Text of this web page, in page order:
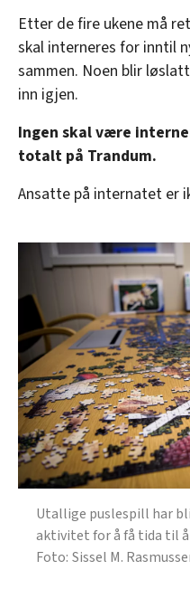
Etter de fire ukene må
skal interneres for inntil
sammen. Noen blir
inn igjen.
Ingen skal være
totalt på Trandum.
Ansatte på internatet er
Utallige puslespill har
aktivitet for å få tida til å
Sissel M.